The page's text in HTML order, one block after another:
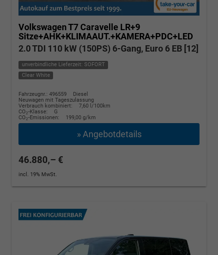
Volkswagen T7 Caravelle LR+9
Sitze+AHK+KLIMAAUT.+KAMERA+PDC+LED
2.0 TDI 110 kW (150PS) 6-Gang, Euro 6 EB [12]
unverbindliche Lieferzeit: SOFORT
Clear White
Fahrzeugnr.: 496559
Diesel
Neuwagen mit Tageszulassung
Verbrauch kombiniert:
7,60 l/100km
CO2-Klasse:
G
CO2-Emissionen: 199,00 g/km
» Angebotdetails
46.880,– €
incl. 19% MwSt.